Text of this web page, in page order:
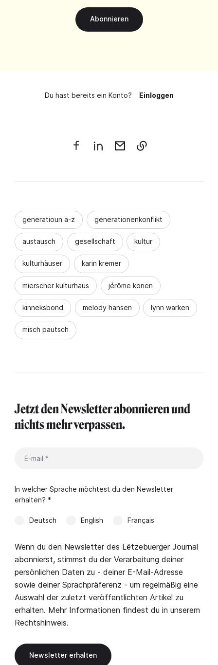
Abonnieren
Du hast bereits ein Konto? Einloggen
generatioun a-z generationenkonflikt
austausch gesellschaft kultur
kulturhäuser karin kremer
mierscher kulturhaus jérôme konen
kinneksbond melody hansen lynn warken
misch pautsch
Jetzt den Newsletter abonnieren und
nichts mehr verpassen.
In welcher Sprache möchtest du den Newsletter
erhalten? *
Deutsch English Français
Wenn du den Newsletter des Lëtzebuerger Journal
abonnierst, stimmst du der Verarbeitung deiner
persönlichen Daten zu - deiner E-Mail-Adresse
sowie deiner Sprachpräferenz - um regelmäßig eine
Auswahl der zuletzt veröffentlichten Artikel zu
erhalten. Mehr Informationen findest du in unserem
Rechtshinweis.